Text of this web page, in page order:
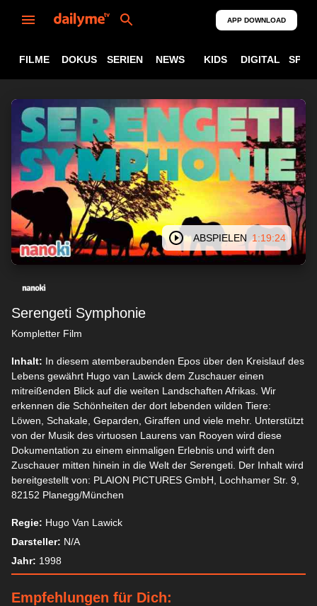
APP DOWNLOAD
FILME DOKUS SERIEN NEWS KIDS DIGITAL
ABSPIELEN 1:19:24
Serengeti Symphonie
Kompletter Film
Inhalt: In diesem atemberaubenden Epos über den Kreislauf des
Lebens gewährt Hugo van Lawick dem Zuschauer einen
mitreißenden Blick auf die weiten Landschaften Afrikas. Wir
erkennen die Schönheiten der dort lebenden wilden Tiere:
Löwen, Schakale, Geparden, Giraffen und viele mehr. Unterstützt
von der Musik des virtuosen Laurens van Rooyen wird diese
Dokumentation zu einem einmaligen Erlebnis und wirft den
Zuschauer mitten hinein in die Welt der Serengeti. Der Inhalt wird
bereitgestellt von: PLAION PICTURES GmbH, Lochhamer Str. 9,
82152 Planegg/München
Regie: Hugo Van Lawick
Darsteller: N/A
Jahr: 1998
Empfehlungen für Dich: